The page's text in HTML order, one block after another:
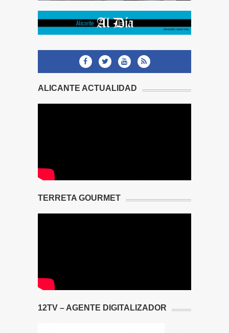
ALICANTE ACTUALIDAD
TERRETA GOURMET
12TV – AGENTE DIGITALIZADOR